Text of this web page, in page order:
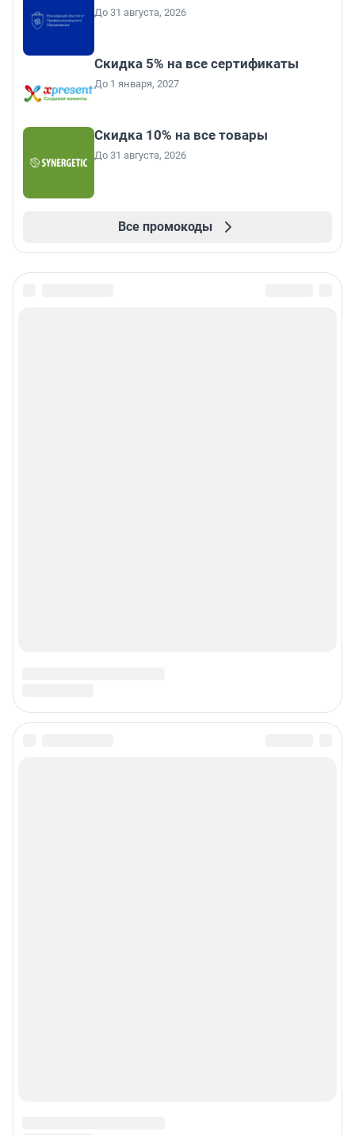
До 31 августа, 2026
Скидка 5% на все сертификаты
До 1 января, 2027
Скидка 10% на все товары
До 31 августа, 2026
Все промокоды